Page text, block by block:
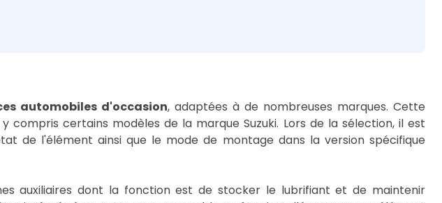
automobiles d'occasion, adaptées à de nombreuses marques. Cette
certains modèles de la marque Suzuki. Lors de la sélection, il est
de l'élément ainsi que le mode de montage dans la version spécifique
auxiliaires dont la fonction est de stocker le lubrifiant et de maintenir